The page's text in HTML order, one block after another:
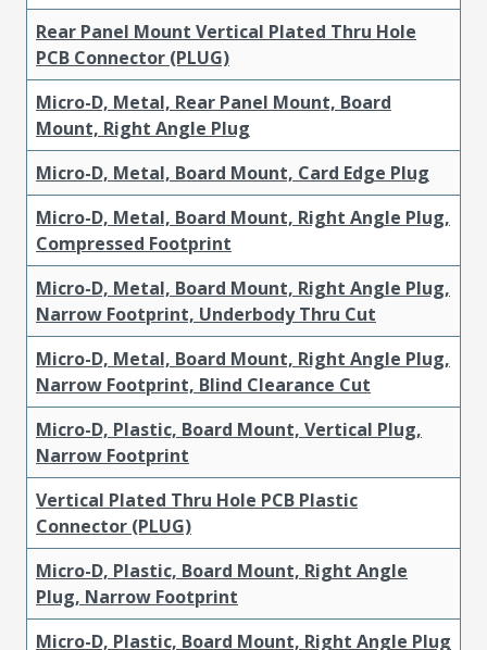
Rear Panel Mount Vertical Plated Thru Hole
PCB Connector (PLUG)
Micro-D, Metal, Rear Panel Mount, Board
Mount, Right Angle Plug
Micro-D, Metal, Board Mount, Card Edge Plug
Micro-D, Metal, Board Mount, Right Angle Plug,
Compressed Footprint
Micro-D, Metal, Board Mount, Right Angle Plug,
Narrow Footprint, Underbody Thru Cut
Micro-D, Metal, Board Mount, Right Angle Plug,
Narrow Footprint, Blind Clearance Cut
Micro-D, Plastic, Board Mount, Vertical Plug,
Narrow Footprint
Vertical Plated Thru Hole PCB Plastic
Connector (PLUG)
Micro-D, Plastic, Board Mount, Right Angle
Plug, Narrow Footprint
Micro-D, Plastic, Board Mount, Right Angle Plug